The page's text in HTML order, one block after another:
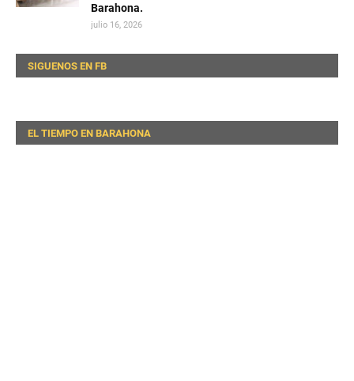
Barahona.
julio 16, 2026
SIGUENOS EN FB
EL TIEMPO EN BARAHONA